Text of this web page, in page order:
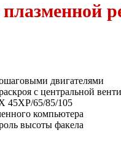
двигателями
с центральной
45XP/65/85/105
компьютера
высоты факела